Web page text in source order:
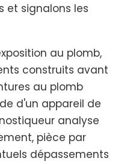
et signalons les
au plomb,
construits avant
au plomb
d'un appareil de
analyse
pièce par
dépassements